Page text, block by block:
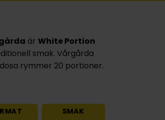
är White Portion
smak. Vårgårda
rymmer 20 portioner.
SMAK